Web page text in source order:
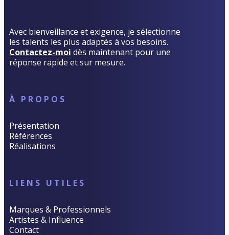
Avec bienveillance et exigence, je sélectionne
les talents les plus adaptés à vos besoins.
Contactez-moi dès maintenant pour une
réponse rapide et sur mesure.
À PROPOS
Présentation
Références
Réalisations
LIENS UTILES
Marques & Professionnels
Artistes & Influence
Contact